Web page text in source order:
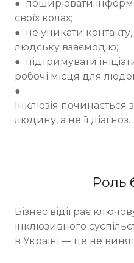
● поширювати
своїх колах;
● не уникати
людську взаємодію;
● підтримувати
робочі місця для
●
Інклюзія починається
людину, а не її діагноз.
Роль
Бізнес відіграє
інклюзивного
в Україні — це не